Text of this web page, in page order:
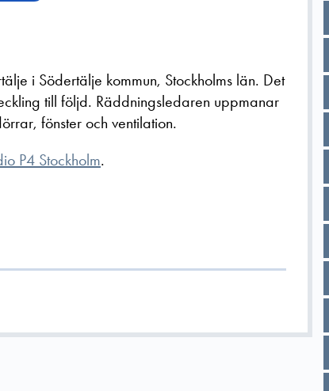
i Södertälje kommun, Stockholms län. Det
till följd. Räddningsledaren uppmanar
fönster och ventilation.
P4 Stockholm.